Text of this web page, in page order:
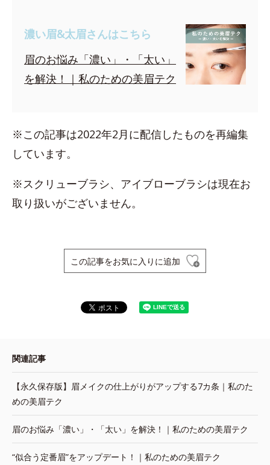
濃い眉&太眉さんはこちら
眉のお悩み「濃い」・「太い」
を解決！｜私のための美眉テク
※この記事は2022年2月に配信したものを再編集
しています。
※スクリューブラシ、アイブローブラシは現在お
取り扱いがございません。
この記事をお気に入りに追加
関連記事
【永久保存版】眉メイクの仕上がりがアップする7カ条｜私のた
めの美眉テク
眉のお悩み「濃い」・「太い」を解決！｜私のための美眉テク
“似合う定番眉”をアップデート！｜私のための美眉テク